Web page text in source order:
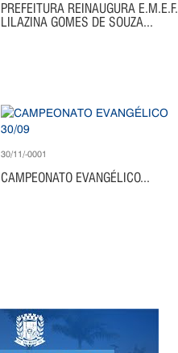
PREFEITURA REINAUGURA E.M.E.F.
LILAZINA GOMES DE SOUZA...
30/11/-0001
CAMPEONATO EVANGÉLICO...